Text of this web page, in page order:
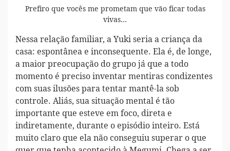
Prefiro que vocês me prometam que vão ficar todas
vivas…
Nessa relação familiar, a Yuki seria a criança da
casa: espontânea e inconsequente. Ela é, de longe,
a maior preocupação do grupo já que a todo
momento é preciso inventar mentiras condizentes
com suas ilusões para tentar mantê-la sob
controle. Aliás, sua situação mental é tão
importante que esteve em foco, direta e
indiretamente, durante o episódio inteiro. Está
muito claro que ela não conseguiu superar o que